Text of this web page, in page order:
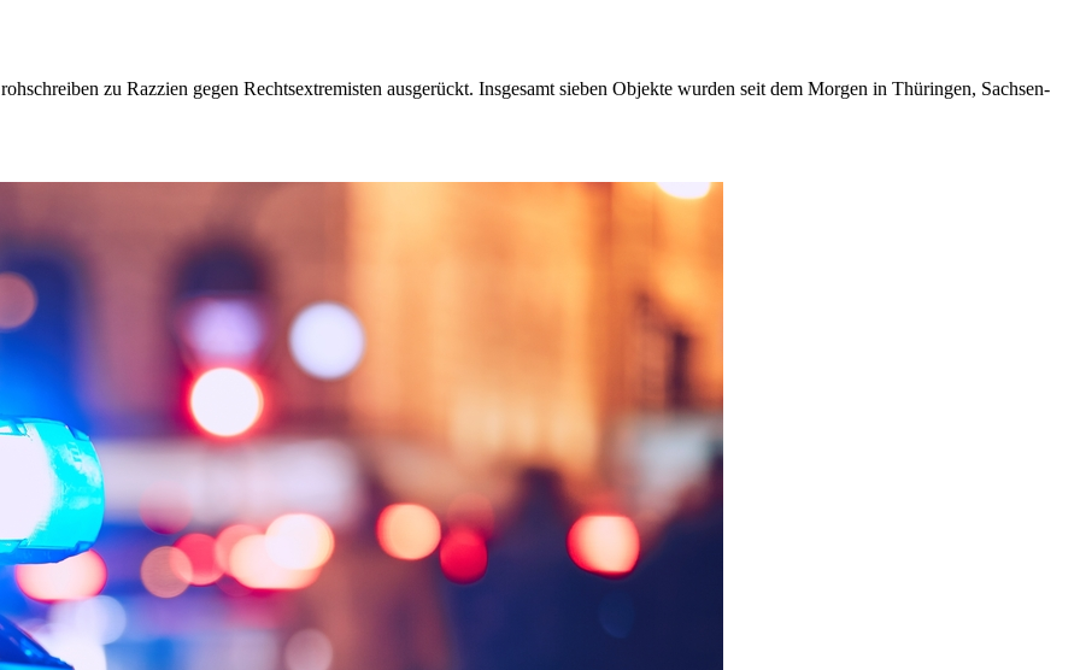
zu Razzien gegen Rechtsextremisten ausgerückt. Insgesamt sieben Objekte wurden seit dem Morgen in Thüringen, Sachsen-